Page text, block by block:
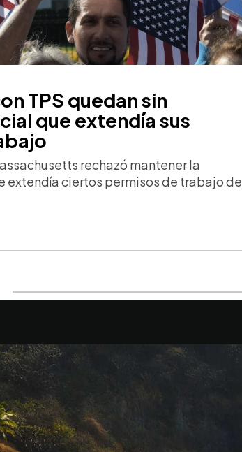
TPS quedan sin
que extendía sus
rechazó mantener la
extendía ciertos permisos de trabajo de